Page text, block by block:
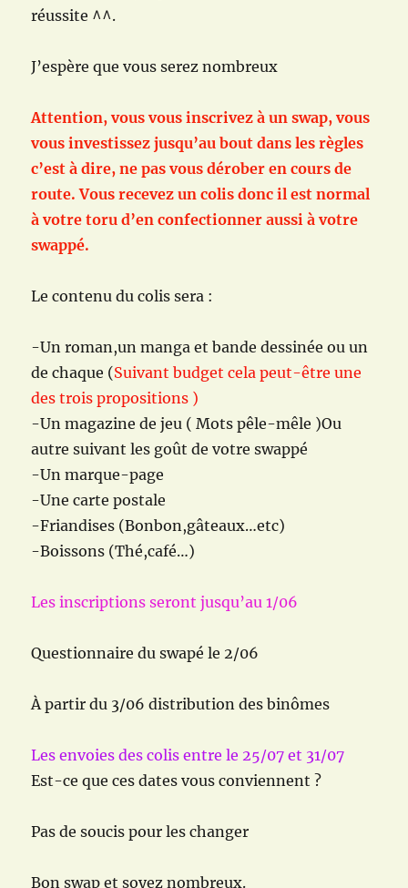
réussite ^^.
J’espère que vous serez nombreux
Attention, vous vous inscrivez à un swap, vous
vous investissez jusqu’au bout dans les règles
c’est à dire, ne pas vous dérober en cours de
route. Vous recevez un colis donc il est normal
à votre toru d’en confectionner aussi à votre
swappé.
Le contenu du colis sera :
-Un roman,un manga et bande dessinée ou un
de chaque (Suivant budget cela peut-être une
des trois propositions )
-Un magazine de jeu ( Mots pêle-mêle )Ou
autre suivant les goût de votre swappé
-Un marque-page
-Une carte postale
-Friandises (Bonbon,gâteaux…etc)
-Boissons (Thé,café…)
Les inscriptions seront jusqu’au 1/06
Questionnaire du swapé le 2/06
À partir du 3/06 distribution des binômes
Les envoies des colis entre le 25/07 et 31/07
Est-ce que ces dates vous conviennent ?
Pas de soucis pour les changer
Bon swap et soyez nombreux.